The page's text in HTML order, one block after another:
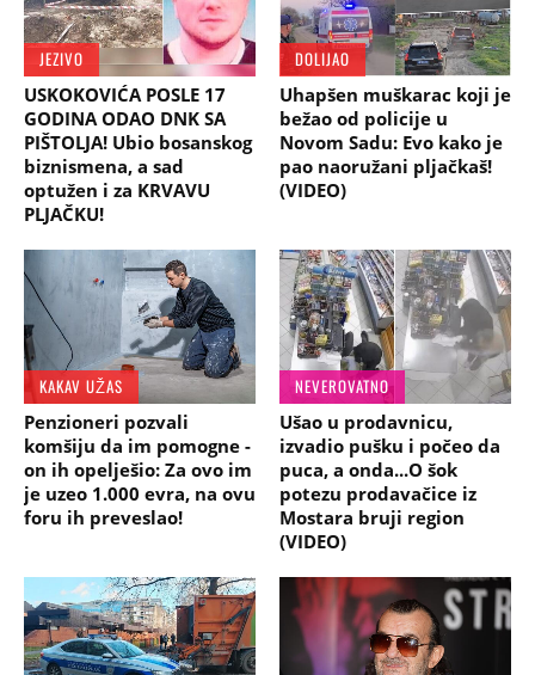
JEZIVO
USKOKOVIĆA POSLE 17
GODINA ODAO DNK SA
PIŠTOLJA! Ubio bosanskog
biznismena, a sad
optužen i za KRVAVU
PLJAČKU!
DOLIJAO
Uhapšen muškarac koji je
bežao od policije u
Novom Sadu: Evo kako je
pao naoružani pljačkaš!
(VIDEO)
KAKAV UŽAS
Penzioneri pozvali
komšiju da im pomogne -
on ih opelješio: Za ovo im
je uzeo 1.000 evra, na ovu
foru ih preveslao!
NEVEROVATNO
Ušao u prodavnicu,
izvadio pušku i počeo da
puca, a onda...O šok
potezu prodavačice iz
Mostara bruji region
(VIDEO)